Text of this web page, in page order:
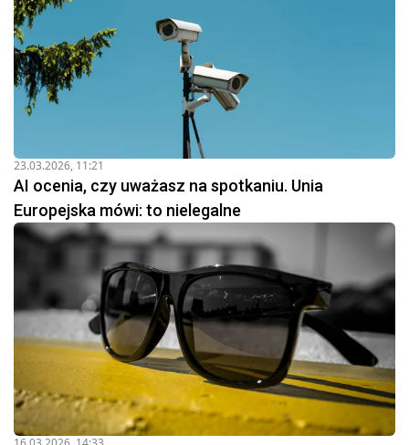
23.03.2026, 11:21
AI ocenia, czy uważasz na spotkaniu. Unia
Europejska mówi: to nielegalne